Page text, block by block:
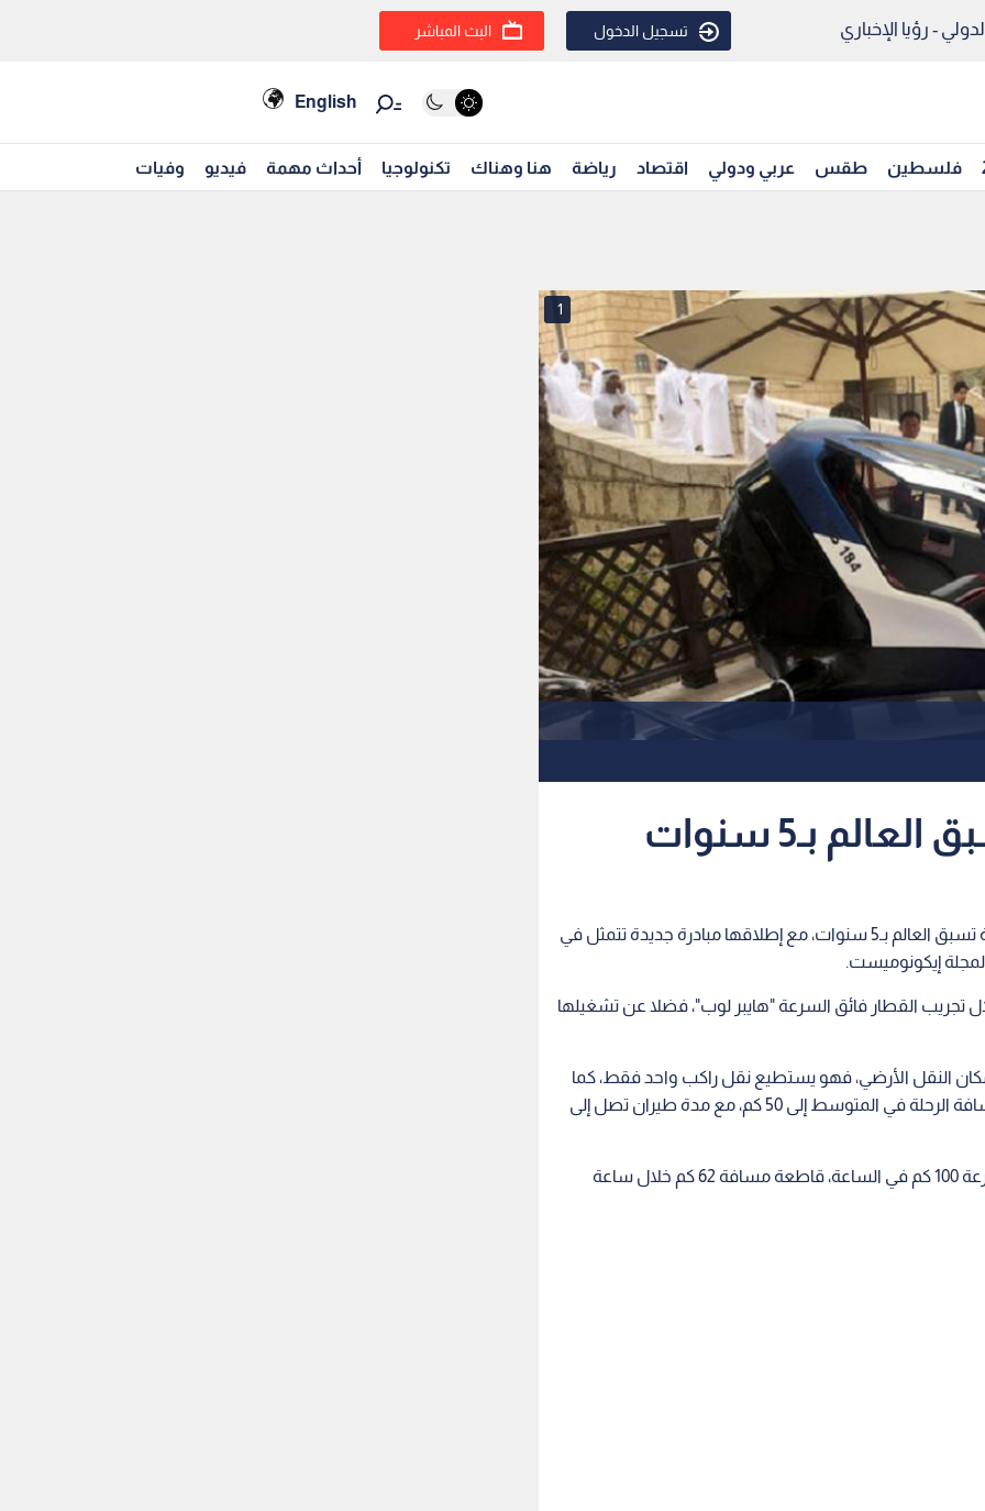
- رؤيا الإخباري تسجيل الدخول البث المباشر
English
فلسطين طقس عربي ودولي اقتصاد رياضة هنا وهناك تكنولوجيا أحداث مهمة فيديو وفيات
1
بـ5 سنوات
قد تبدو دبي الإماراتية وكأنها تعيش في منطقة زمنية تسبق العالم بـ5 سنوات، مع إطلاقها مبادرة جديدة تتمثل في
لمجلة إيكونوميست.
تجريب القطار فائق السرعة "هايبر لوب"، فضلا عن تشغيلها
مكان النقل الأرضي، فهو يستطيع نقل راكب واحد فقط، كما
قد تصل حمولته مع الأمتعة إلى 100 كغ، وستصل مسافة الرحلة في المتوسط إلى 50 كم، مع مدة طيران تصل إلى
ويمكن أن تتحرك تلك الطائرات الناقلة دون طيار، بسرعة 100 كم في الساعة، قاطعة مسافة 62 كم خلال ساعة